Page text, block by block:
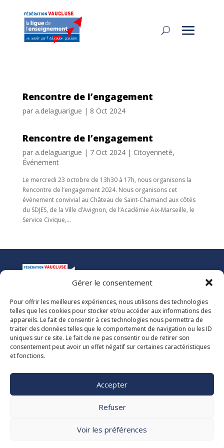
Gérer le consentement
Pour offrir les meilleures expériences, nous utilisons des technologies
telles que les cookies pour stocker et/ou accéder aux informations des
appareils. Le fait de consentir à ces technologies nous permettra de
traiter des données telles que le comportement de navigation ou les ID
uniques sur ce site. Le fait de ne pas consentir ou de retirer son
consentement peut avoir un effet négatif sur certaines caractéristiques
et fonctions.
Accepter
Refuser
Voir les préférences
Rencontre de l’engagement
par a.delaguarigue | 8 Oct 2024
Rencontre de l’engagement
par a.delaguarigue | 7 Oct 2024| Citoyenneté,
Événement
Le mercredi 23 octobre de 13h30 à 17h, nous organisons la
Rencontre de l’engagement 2024. Nous organisons cet
événement convivial au Château de Saint-Chamand aux côtés
du SDJES, de la Ville d’Avignon, de l’Académie Aix-Marseille, le
Service Civique,...
La Ligue de l’Enseignement
Fédération des Œuvres Laïques de Vaucluse
Nous vous accueillons dans nos locaux du lundi au jeudi de 08h00 à 12h30
et de 13h30 à 17h00. Le standard téléphonique est ouvert le vendredi de
08h00 à 12h30 et de 13h30 à 16h00.
Mentions légales Politique de confidentialité